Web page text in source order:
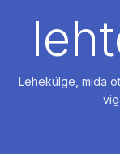
Lehekülge, mida